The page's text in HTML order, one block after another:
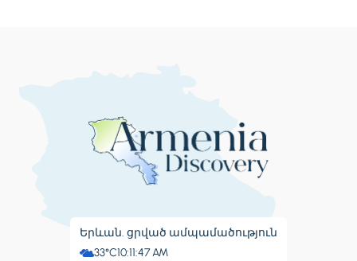
Երևան. ցրված ամպամածություն
33°C10:11:48 AM